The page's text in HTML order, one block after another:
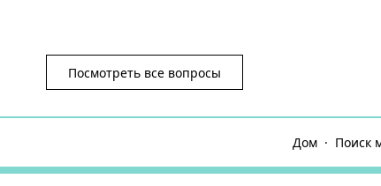
Посмотреть все вопросы
Дом Поиск